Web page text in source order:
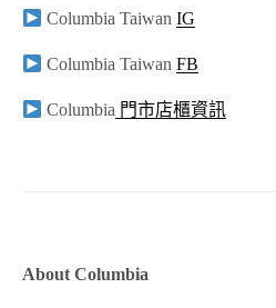
Columbia TaiwanIG
Columbia TaiwanFB
Columbia 門市店櫃資訊
About Columbia